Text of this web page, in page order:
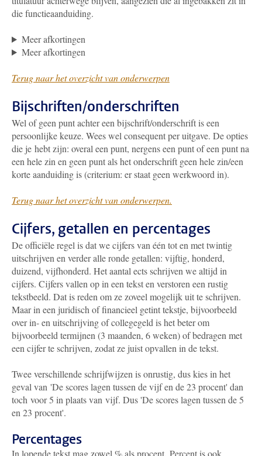
die functieaanduiding.
Meer afkortingen
Meer afkortingen
Terug naar het overzicht van onderwerpen
Bijschriften/onderschriften
Wel of geen punt achter een bijschrift/onderschrift is een
persoonlijke keuze. Wees wel consequent per uitgave. De opties
die je hebt zijn: overal een punt, nergens een punt of een punt na
een hele zin en geen punt als het onderschrift geen hele zin/een
korte aanduiding is (criterium: er staat geen werkwoord in).
Terug naar het overzicht van onderwerpen.
Cijfers, getallen en percentages
De officiële regel is dat we cijfers van één tot en met twintig
uitschrijven en verder alle ronde getallen: vijftig, honderd,
duizend, vijfhonderd. Het aantal ects schrijven we altijd in
cijfers. Cijfers vallen op in een tekst en verstoren een rustig
tekstbeeld. Dat is reden om ze zoveel mogelijk uit te schrijven.
Maar in een juridisch of financieel getint tekstje, bijvoorbeeld
over in- en uitschrijving of collegegeld is het beter om
bijvoorbeeld termijnen (3 maanden, 6 weken) of bedragen met
een cijfer te schrijven, zodat ze juist opvallen in de tekst.
Twee verschillende schrijfwijzen is onrustig, dus kies in het
geval van 'De scores lagen tussen de vijf en de 23 procent' dan
toch voor 5 in plaats van vijf. Dus 'De scores lagen tussen de 5
en 23 procent'.
Percentages
In lopende tekst mag zowel % als procent. Percent is ook